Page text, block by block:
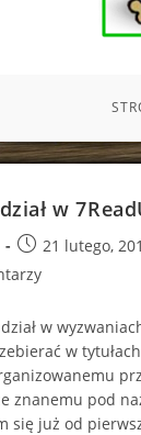
w
Post
published:
21 lutego,
w
w
znanemu pod
się już od